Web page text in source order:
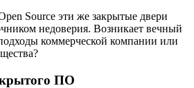
Source эти же закрытые двери
недоверия. Возникает вечный
коммерческой компании или
ПО